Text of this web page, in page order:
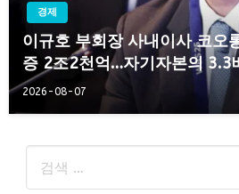
경제
이규호 부회장 사내이사 코오
증 2조2천억…자기자본의 3.3
2026-08-07